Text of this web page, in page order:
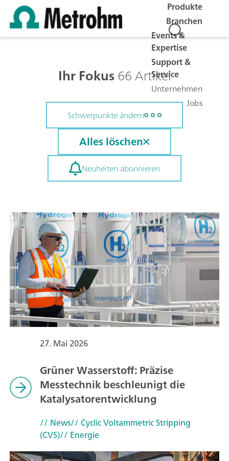
Produkte
Branchen
Events &
Expertise
Support &
Service
Unternehmen
Jobs
Ihr Fokus66 Artikel
Schwerpunkte ändern
Alles löschen
Neuheiten abonnieren
27. Mai 2026
Grüner Wasserstoff: Präzise
Messtechnik beschleunigt die
Katalysatorentwicklung
// News// Cyclic Voltammetric Stripping
(CVS)// Energie